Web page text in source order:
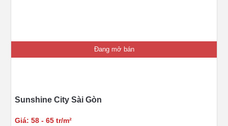
Đang mở bán
Sunshine City Sài Gòn
Giá: 58 - 65 tr/m²